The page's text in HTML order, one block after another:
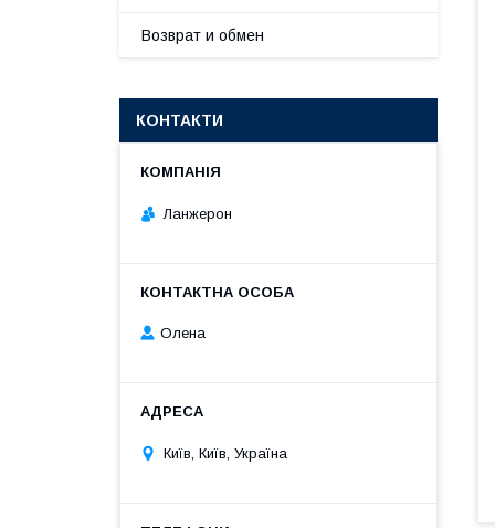
Возврат и обмен
КОНТАКТИ
Ланжерон
Олена
Київ, Київ, Україна